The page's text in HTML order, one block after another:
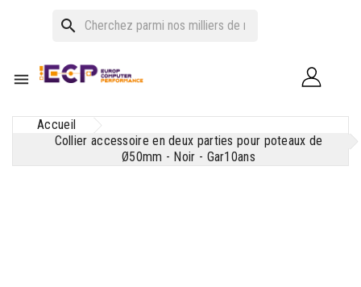
search

Accueil
Collier accessoire en deux parties pour poteaux de
Ø50mm - Noir - Gar10ans